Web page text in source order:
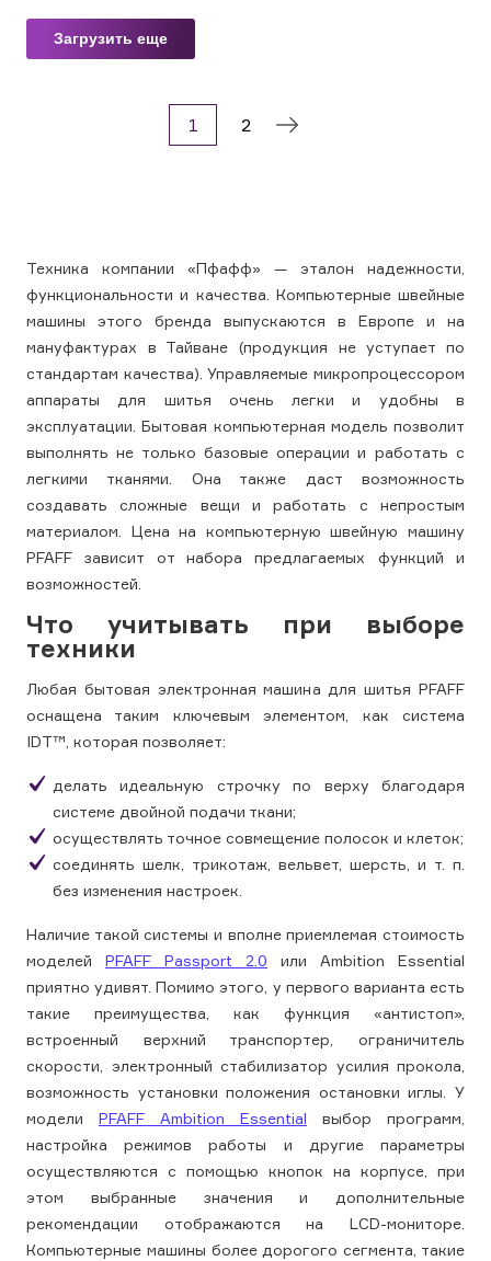
Техника компании «Пфафф» — эталон надежности,
функциональности и качества. Компьютерные швейные
машины этого бренда выпускаются в Европе и на
мануфактурах в Тайване (продукция не уступает по
стандартам качества). Управляемые микропроцессором
аппараты для шитья очень легки и удобны в
эксплуатации. Бытовая компьютерная модель позволит
выполнять не только базовые операции и работать с
легкими тканями. Она также даст возможность
создавать сложные вещи и работать с непростым
материалом. Цена на компьютерную швейную машину
PFAFF зависит от набора предлагаемых функций и
возможностей.
Что учитывать при выборе
техники
Любая бытовая электронная машина для шитья PFAFF
оснащена таким ключевым элементом, как система
IDT™, которая позволяет:
делать идеальную строчку по верху благодаря
системе двойной подачи ткани;
осуществлять точное совмещение полосок и клеток;
соединять шелк, трикотаж, вельвет, шерсть, и т. п.
без изменения настроек.
Наличие такой системы и вполне приемлемая стоимость
моделей PFAFF Passport 2.0 или Ambition Essential
приятно удивят. Помимо этого, у первого варианта есть
такие преимущества, как функция «антистоп»,
встроенный верхний транспортер, ограничитель
скорости, электронный стабилизатор усилия прокола,
возможность установки положения остановки иглы. У
модели PFAFF Ambition Essential выбор программ,
настройка режимов работы и другие параметры
осуществляются с помощью кнопок на корпусе, при
этом выбранные значения и дополнительные
рекомендации отображаются на LCD-мониторе.
Компьютерные машины более дорогого сегмента, такие
Загрузить еще
1 2